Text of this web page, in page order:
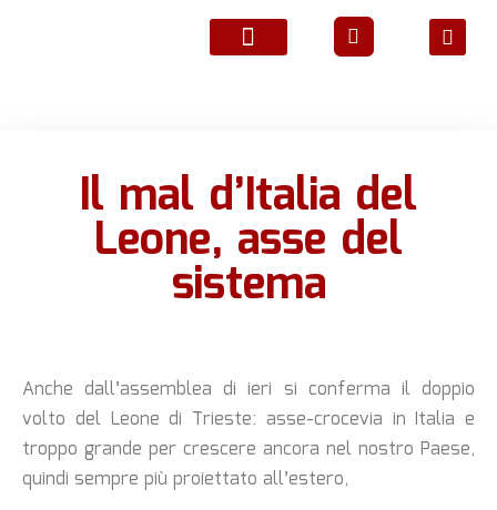
Il mal d’Italia del
Leone, asse del
sistema
Anche dall’assemblea di ieri si conferma il doppio
volto del Leone di Trieste: asse-crocevia in Italia e
troppo grande per crescere ancora nel nostro Paese,
quindi sempre più proiettato all’estero,